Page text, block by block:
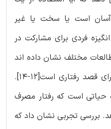
است یا سخت یا غیر
انگیزه فردی برای مشارکت در
مختلف نشان داده اند
که نگرش یک محرک حیاتی برای قصد رفتاری است[12-14].
حیاتی است که رفتار مصرف
بررسی تجربی نشان داد که